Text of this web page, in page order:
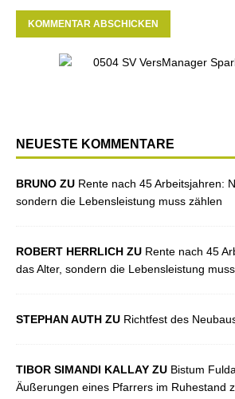
NEUESTE KOMMENTARE
BRUNO ZU Rente nach 45 Arbeitsjahren:
sondern die Lebensleistung muss zählen
ROBERT HERRLICH ZU Rente nach 45
das Alter, sondern die Lebensleistung
STEPHAN AUTH ZU Richtfest des
TIBOR SIMANDI KALLAY ZU Bistum
Äußerungen eines Pfarrers im Ruhestand